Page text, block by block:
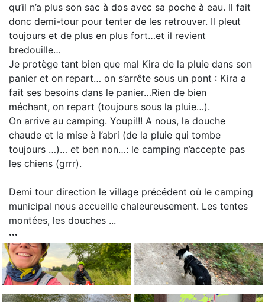
qu’il n’a plus son sac à dos avec sa poche à eau. Il fait
donc demi-tour pour tenter de les retrouver. Il pleut
toujours et de plus en plus fort…et il revient
bredouille…
Je protège tant bien que mal Kira de la pluie dans son
panier et on repart… on s’arrête sous un pont : Kira a
fait ses besoins dans le panier…Rien de bien
méchant, on repart (toujours sous la pluie…).
On arrive au camping. Youpi!!! A nous, la douche
chaude et la mise à l’abri (de la pluie qui tombe
toujours …)… et ben non…: le camping n’accepte pas
les chiens (grrr).
Demi tour direction le village précédent où le camping
municipal nous accueille chaleureusement. Les tentes
montées, les douches ...